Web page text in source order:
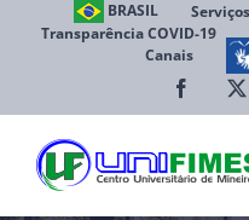
BRASIL Serviços
Transparência COVID-19
Canais